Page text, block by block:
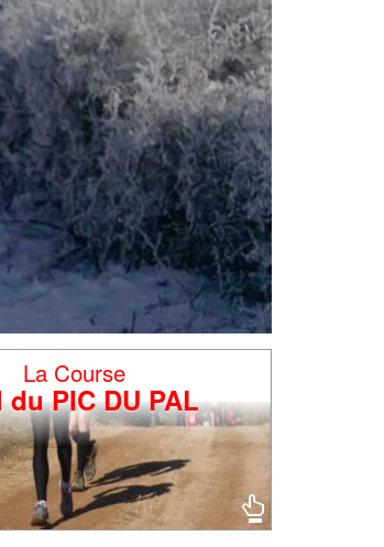
La Course
du PIC DU PAL